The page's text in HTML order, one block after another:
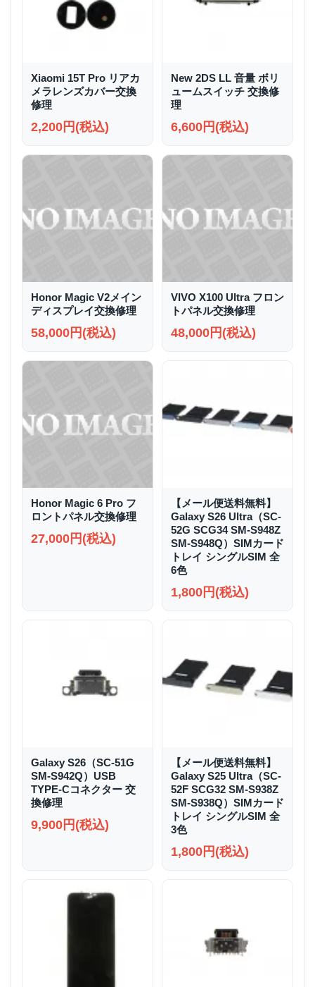
Xiaomi 15T Pro リアカ
メラレンズカバー交換
修理
2,200円(税込)
New 2DS LL 音量 ボリ
ュームスイッチ 交換修
理
6,600円(税込)
Honor Magic V2メイン
ディスプレイ交換修理
58,000円(税込)
VIVO X100 Ultra フロン
トパネル交換修理
48,000円(税込)
Honor Magic 6 Pro フ
ロントパネル交換修理
27,000円(税込)
【メール便送料無料】
Galaxy S26 Ultra（SC-
52G SCG34 SM-S948Z
SM-S948Q）SIMカード
トレイ シングルSIM 全
6色
1,800円(税込)
Galaxy S26（SC-51G
SM-S942Q）USB
TYPE-Cコネクター 交
換修理
9,900円(税込)
【メール便送料無料】
Galaxy S25 Ultra（SC-
52F SCG32 SM-S938Z
SM-S938Q）SIMカード
トレイ シングルSIM 全
3色
1,800円(税込)